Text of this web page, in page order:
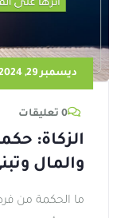
ديسمبر 29, 2024
0 تعليقات
الزكاة:
والمال
ما الحكمة من